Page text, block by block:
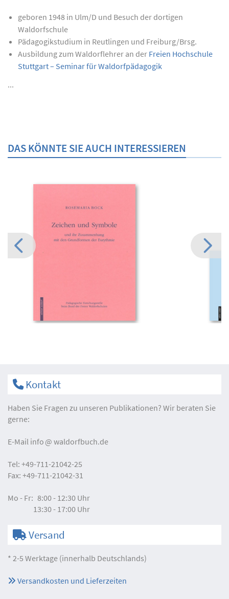
geboren 1948 in Ulm/D und Besuch der dortigen
Waldorfschule
Pädagogikstudium in Reutlingen und Freiburg/Brsg.
Ausbildung zum Waldorflehrer an der Freien Hochschule
Stuttgart – Seminar für Waldorfpädagogik
...
DAS KÖNNTE SIE AUCH INTERESSIEREN
Kontakt
Haben Sie Fragen zu unseren Publikationen? Wir beraten Sie
gerne:
E-Mail info waldorfbuch.de
Tel: +49-711-21042-25
Fax: +49-711-21042-31
Mo - Fr: 8:00 - 12:30 Uhr
13:30 - 17:00 Uhr
Versand
* 2-5 Werktage (innerhalb Deutschlands)
Versandkosten und Lieferzeiten